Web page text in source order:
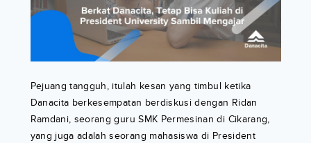
Pejuang tangguh, itulah kesan yang timbul ketika
Danacita berkesempatan berdiskusi dengan Ridan
Ramdani, seorang guru SMK Permesinan di Cikarang,
yang juga adalah seorang mahasiswa di President